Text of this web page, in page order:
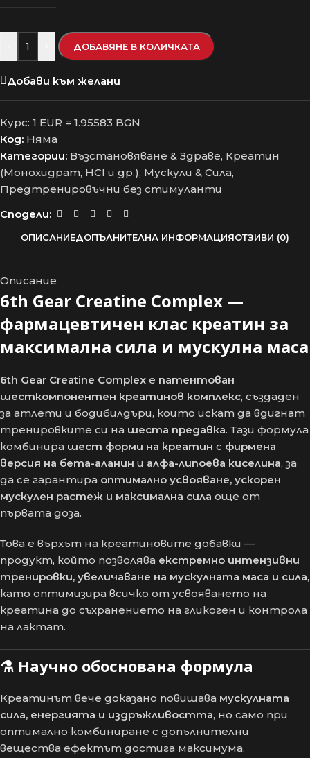
ДОБАВЯНЕ В КОЛИЧКАТА
Добави към желани
Курс: 1 EUR = 1.95583 BGN
Код: Няма
Категории: Възстановяване & Здраве, Креатин
(Монохидрат, HCl и др.), Мускули & Сила,
Предтренировъчни без стимуланти
Сподели:
ОПИСАНИЕДОПЪЛНИТЕЛНА ИНФОРМАЦИЯОТЗИВИ (0)
Описание
6th Gear Creatine Complex —
фармацевтичен клас креатин за
максимална сила и мускулна маса
6th Gear Creatine Complex е патентован
шесткомпонентен креатинов комплекс, създаден
за атлети и бодибилдъри, които искат да вдигнат
тренировките си на шеста предавка. Тази формула
комбинира шест форми на креатин с фирмена
версия на бета-аланин и алфа-липоева киселина, за
да се гарантира оптимално усвояване, ускорен
мускулен растеж и максимална сила още от
първата доза.
Това е върхът на креатиновите добавки —
продукт, който позволява екстремно интензивни
тренировки, увеличаване на мускулната маса и сила,
като оптимизира всичко от усвояването на
креатина до съхранението на гликоген и контрола
на лактат.
⚗️ Научно обоснована формула
Креатинът вече доказано повишава мускулната
сила, енергията и издръжливостта, но само при
оптимално комбиниране с допълнителни
вещества ефектът достига максимума.